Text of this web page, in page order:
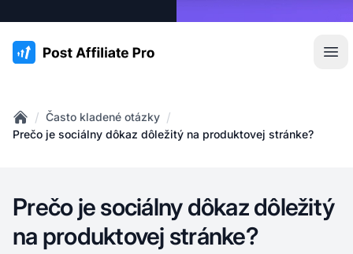
:site.title
Home
/ Často kladené otázky /
Prečo je sociálny dôkaz dôležitý na produktovej stránke?
Prečo je sociálny dôkaz dôležitý
na produktovej stránke?